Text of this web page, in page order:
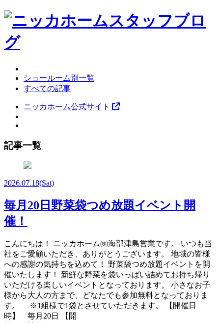
ショールーム別一覧
すべての記事
ニッカホーム公式サイト
記事一覧
2026.07.18(Sat)
毎月20日野菜袋つめ放題イベント開
催！
こんにちは！ ニッカホーム㈱海部津島営業です。 いつも当
社をご愛顧いただき、ありがとうございます。 地域の皆様
への感謝の気持ちを込めて！ 野菜袋つめ放題イベントを開
催いたします！ 新鮮な野菜を袋いっぱい詰めてお持ち帰り
いただける楽しいイベントとなっております。 小さなお子
様から大人の方まで、どなたでも参加無料となっておりま
す。 ※1組様で1袋とさせていただきます。 【開催日
時】 毎月20日 【開